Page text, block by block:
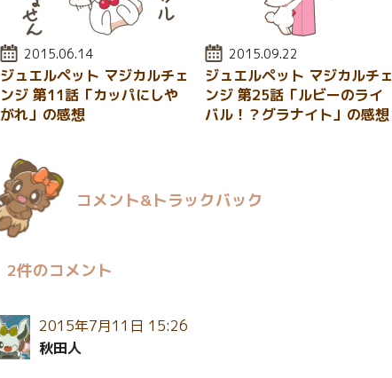
投稿日:
2015.06.14
ジュエルペット マジカルチェ
ンジ 第11話「カッパにしや
がれ」の感想
投稿日:
2015.09.22
ジュエルペット マジカルチェ
ンジ 第25話「ルビーのライ
バル！？グラナイト」の感想
コメント&トラックバック
2件のコメント
2015年7月11日 15:26
秋田人